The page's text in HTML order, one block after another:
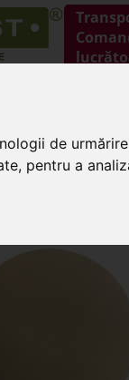
de
pentru a
Sfera burete